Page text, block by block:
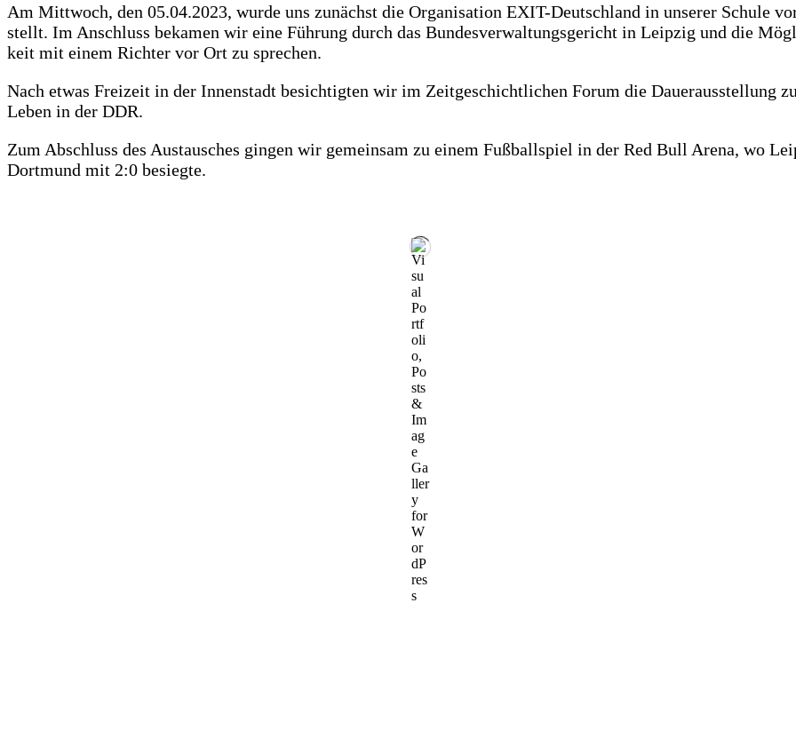
Am Mitt­woch, den 05.04.2023, wur­de uns zunächst die Orga­ni­sa­ti­on EXIT-Deutsch­land in unse­rer Schu­le
stellt. Im Anschluss beka­men wir eine Füh­rung durch das Bun­des­ver­wal­tungs­ge­richt in Leip­zig und die
keit mit einem Rich­ter vor Ort zu sprechen.
Nach etwas Frei­zeit in der Innen­stadt besich­tig­ten wir im Zeit­ge­schicht­li­chen Forum die Dau­er­aus­stel­lung
Leben in der DDR.
Zum Abschluss des Aus­tau­sches gin­gen wir gemein­sam zu einem Fuß­ball­spiel in der Red Bull Are­na, wo
Dort­mund mit 2:0 besiegte.